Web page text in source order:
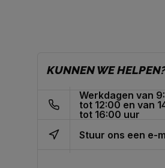
KUNNEN WE
Werkdagen van
tot 12:00 en van
tot 16:00 uur
Stuur ons een e-